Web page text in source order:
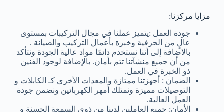
مزايا مركزنا:
جودة العمل :يتميز عملنا في مجال التركيبات بمستوى
عالٍ من الحرفية وخبرة بأعمال التركيب والصيانة .
بالاضافة إلى أننا نستخدم دائمًا مواد عالية الجودة ونتأكد
من أن جميع منشآتنا تتم بأمان. بالإضافة لوجود الفنين
ذو الخبرة في العمل.
الضمان : أجهزتنا ممتازة والمعدات الأخرى كـ الكابلات و
التوصيلات مميزة ونمتلك أمهر الكهربائين ونضمن جودة
العمل العالية.
الأمان: جميع العاملين لدينا من ذوي السمعة الحسنة و